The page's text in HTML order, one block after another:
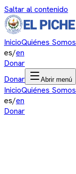
Saltar al contenido
InicioQuiénes Somos
es/en
Donar
Donar
Abrir menú
InicioQuiénes Somos
es/en
Donar